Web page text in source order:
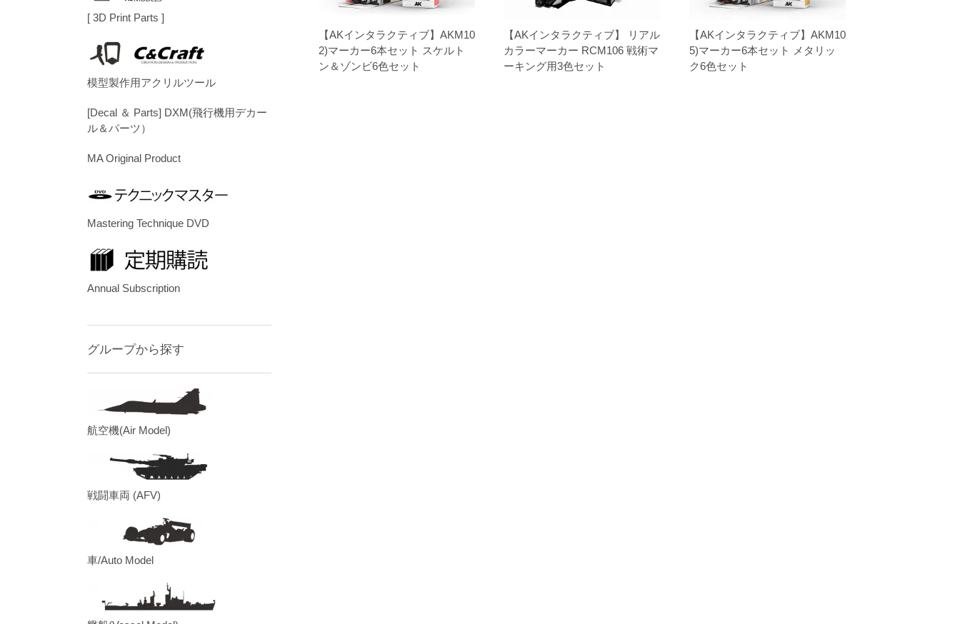
【AKインタラクティブ】AKM10
2)マーカー6本セット スケルト
ン＆ゾンビ6色セット
【AKインタラクティブ】 リアル
カラーマーカー RCM106 戦術マ
ーキング用3色セット
【AKインタラクティブ】AKM10
5)マーカー6本セット メタリッ
ク6色セット
[ 3D Print Parts ]
模型製作用アクリルツール
[Decal ＆ Parts] DXM(飛行機用デカー
ル＆パーツ）
MA Original Product
Mastering Technique DVD
Annual Subscription
グループから探す
航空機(Air Model)
戦闘車両 (AFV)
車/Auto Model